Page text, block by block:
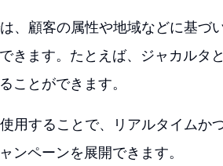
、顧客の属性や地域などに基づ
きます。たとえば、ジャカルタ
ことができます。
用することで、リアルタイムか
ンペーンを展開できます。